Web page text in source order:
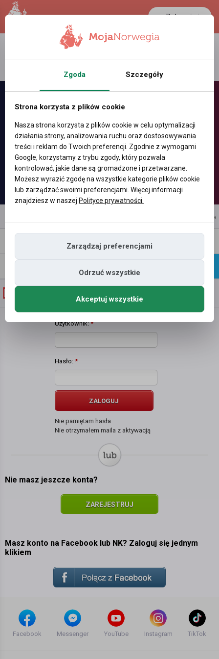
Zaloguj się
LANCASTER
31.7 °C 0.3865 PLN
reklama
wiadomość
Użytkownik:*
Hasło: *
ZALOGUJ
Nie pamiętam hasła
Nie otrzymałem maila z aktywacją
Nie masz jeszcze konta?
ZAREJESTRUJ
Masz konto na Facebook lub NK? Zaloguj się jednym
klikiem
Facebook Messenger YouTube Instagram TikTok
Zgoda Szczegóły
Strona korzysta z plików cookie
Nasza strona korzysta z plików cookie w celu optymalizacji
działania strony, analizowania ruchu oraz dostosowywania
treści i reklam do Twoich preferencji. Zgodnie z wymogami
Google, korzystamy z trybu zgody, który pozwala
kontrolować, jakie dane są gromadzone i przetwarzane.
Możesz wyrazić zgodę na wszystkie kategorie plików cookie
lub zarządzać swoimi preferencjami. Więcej informacji
znajdziesz w naszej Polityce prywatności.
Zarządzaj preferencjami
Odrzuć wszystkie
Akceptuj wszystkie